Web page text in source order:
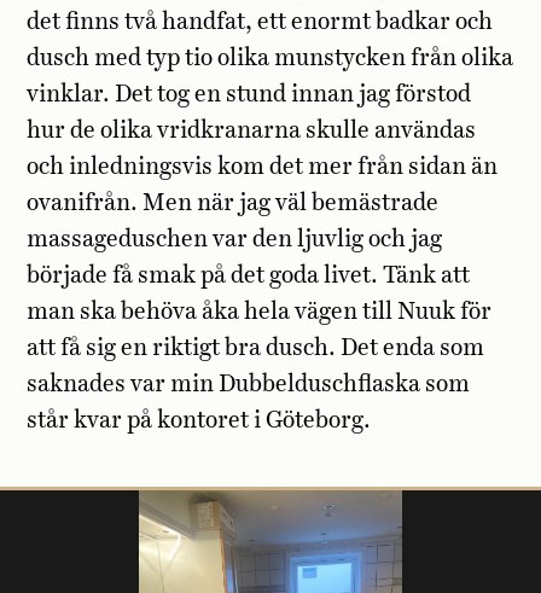
det finns två handfat, ett enormt badkar och
dusch med typ tio olika munstycken från olika
vinklar. Det tog en stund innan jag förstod
hur de olika vridkranarna skulle användas
och inledningsvis kom det mer från sidan än
ovanifrån. Men när jag väl bemästrade
massageduschen var den ljuvlig och jag
började få smak på det goda livet. Tänk att
man ska behöva åka hela vägen till Nuuk för
att få sig en riktigt bra dusch. Det enda som
saknades var min Dubbelduschflaska som
står kvar på kontoret i Göteborg.